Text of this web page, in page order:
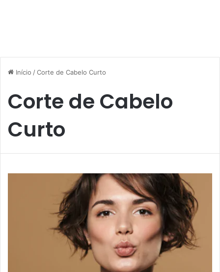
Início /Corte de Cabelo Curto
Corte de Cabelo
Curto